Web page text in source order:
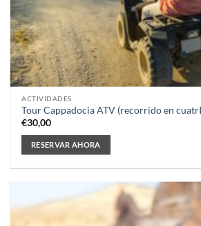
ACTIVIDADES
Tour Cappadocia ATV (recorrido en
€30,00
RESERVAR AHORA